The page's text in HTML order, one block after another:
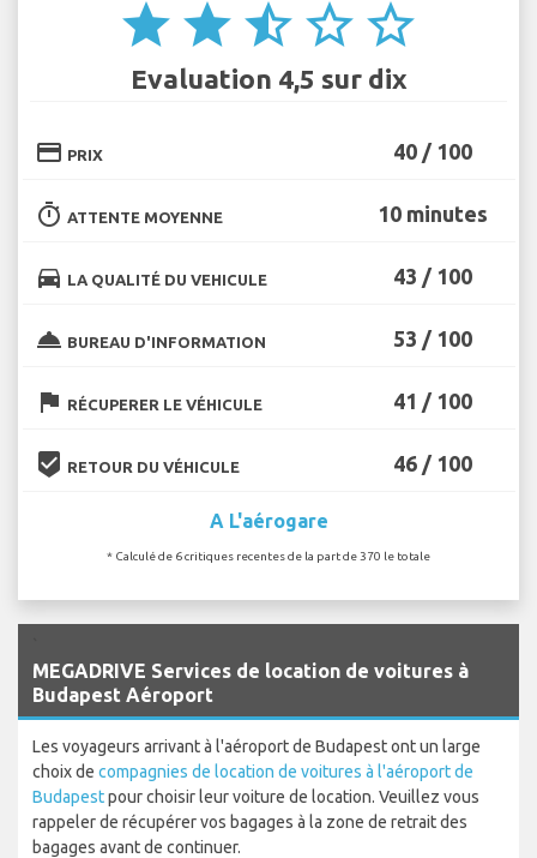
star star star_half star_border star_border
Evaluation 4,5 sur dix
credit_card PRIX 40 / 100
timer ATTENTE MOYENNE 10 minutes
directions_car LA QUALITÉ DU VEHICULE 43 / 100
room_service BUREAU D'INFORMATION 53 / 100
flag RÉCUPERER LE VÉHICULE 41 / 100
beenhere RETOUR DU VÉHICULE 46 / 100
A L'aérogare
* Calculé de 6 critiques recentes de la part de 370 le totale
MEGADRIVE Services de location de voitures à
Budapest Aéroport
Les voyageurs arrivant à l'aéroport de Budapest ont un large
choix de compagnies de location de voitures à l'aéroport de
Budapestpour choisir leur voiture de location. Veuillez vous
rappeler de récupérer vos bagages à la zone de retrait des
bagages avant de continuer.